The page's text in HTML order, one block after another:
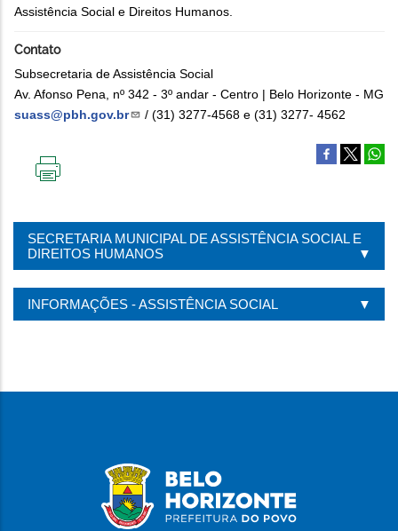
Assistência Social e Direitos Humanos.
Contato
Subsecretaria de Assistência Social
Av. Afonso Pena, nº 342 - 3º andar - Centro | Belo Horizonte - MG
suass@pbh.gov.br
/ (31) 3277-4568 e (31) 3277- 4562
SECRETARIA MUNICIPAL DE ASSISTÊNCIA SOCIAL E
DIREITOS HUMANOS
INFORMAÇÕES - ASSISTÊNCIA SOCIAL